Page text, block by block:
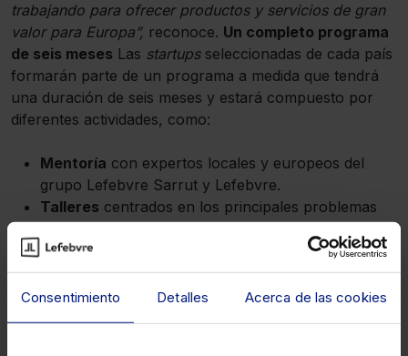
Consentimiento Detalles Acerca de las cookies
trabajando para ofrecer productos y servicios de gran
valor para Europa”, reconoce. Un completo programa
de seis meses Las startupsseleccionadas de cada país
formarán parte de un programa a medida que tendrá
una duración de seis meses y estará compuesto por
diferentes actividades, como:
Mentoría con expertos locales y europeos del
grupo Lefebvre Sarrut y Lefebvre.
Talleres centrados en los principales problemas
Workshops y focus groups
Conferenciasde la mano de expertos del sector.